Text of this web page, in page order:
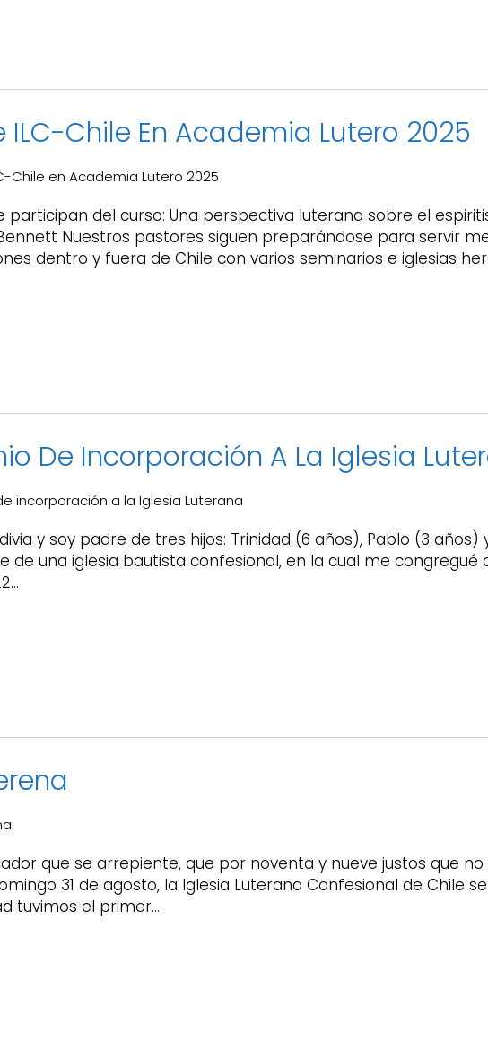
ILC-Chile En Academia Lutero 2025
Chile en Academia Lutero 2025
participan del curso: Una perspectiva luterana sobre el
Nuestros pastores siguen preparándose para servir
dentro y fuera de Chile con varios seminarios e iglesias
De Incorporación A La Iglesia
incorporación a la Iglesia Luterana
y soy padre de tres hijos: Trinidad (6 años), Pablo (3 años)
una iglesia bautista confesional, en la cual me congregué
que se arrepiente, que por noventa y nueve justos que no
31 de agosto, la Iglesia Luterana Confesional de Chile
tuvimos el primer…